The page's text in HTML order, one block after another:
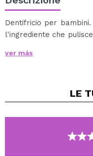
Dentifricio per
l'ingrediente che
quotidiana in
ver más
LE